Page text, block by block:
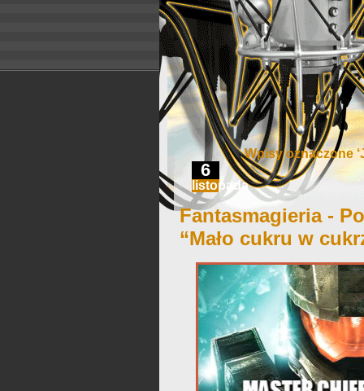
Wpisy oznaczone
6
listopada
Fantasmagieria -
“Mało cukru w